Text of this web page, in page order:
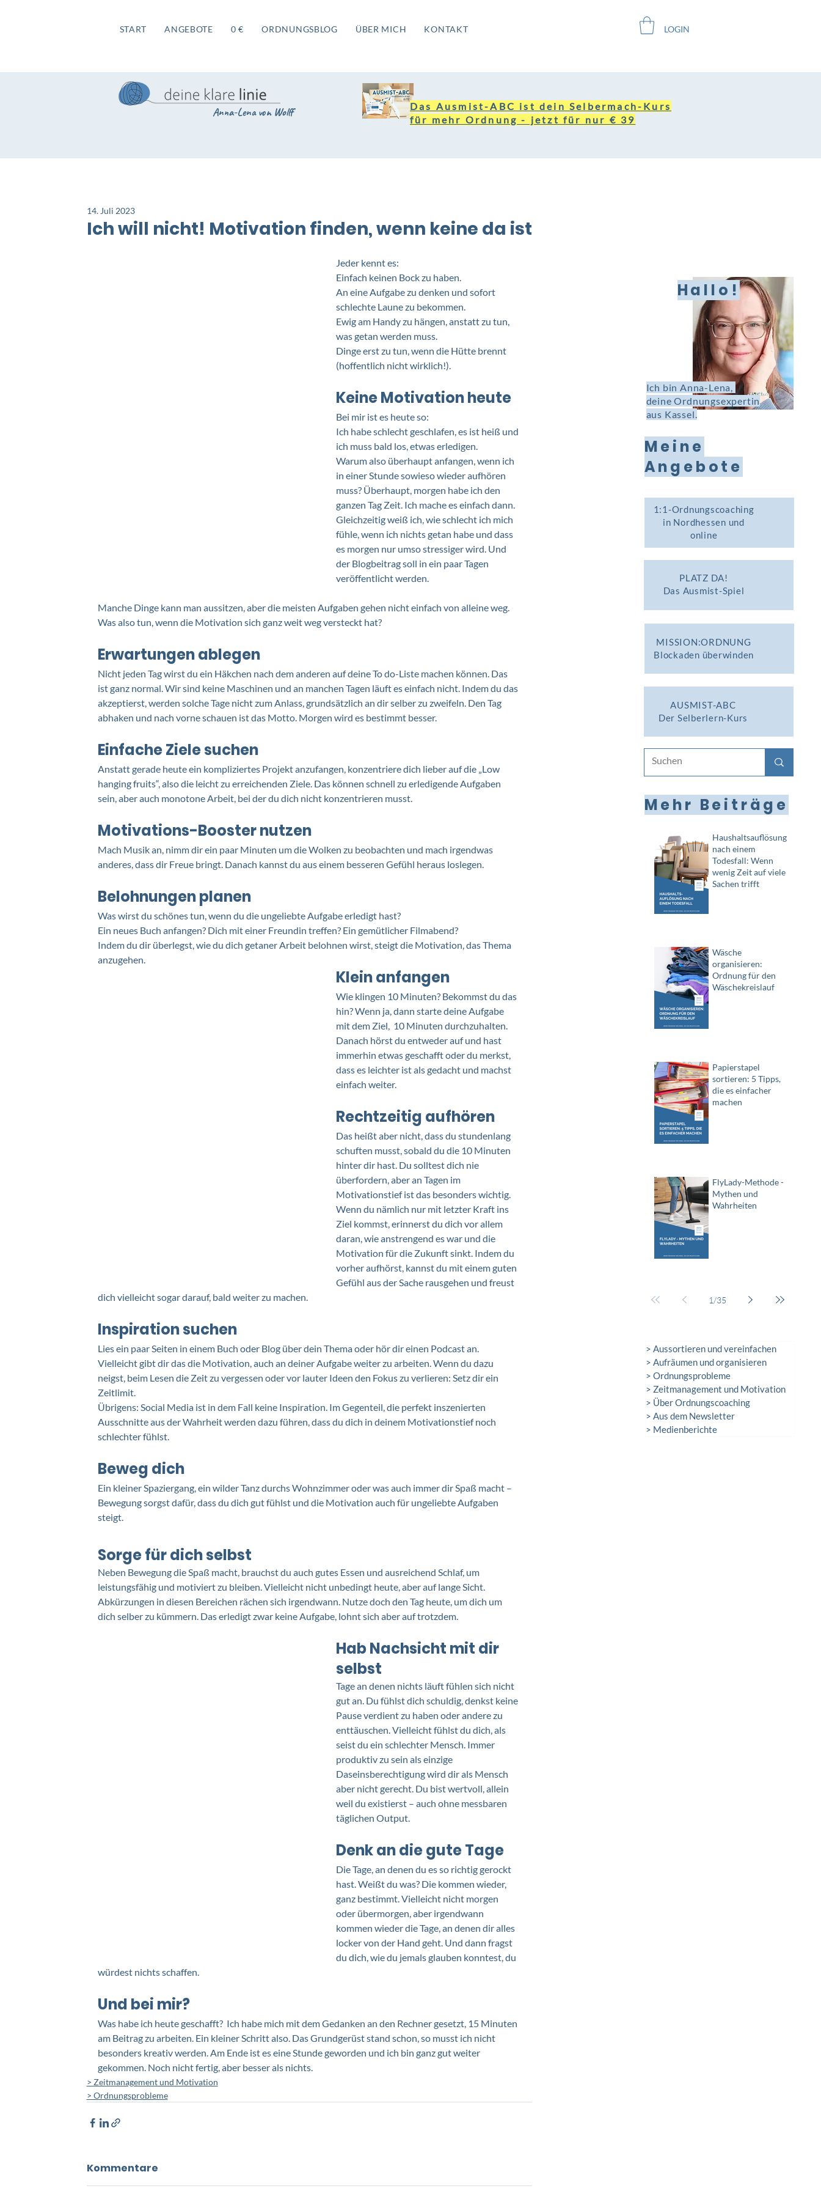
START ANGEBOTE 0 € ORDNUNGSBLOG ÜBER MICH KONTAKT LOGIN
Anna-Lena von Wolff
Das Ausmist-ABC ist dein Selbermach-Kurs
für mehr Ordnung - jetzt für nur € 39
Ich will nicht! Motivation finden, wenn keine da ist
14. Juli 2023
Jeder kennt es:
Einfach keinen Bock zu haben.
An eine Aufgabe zu denken und sofort
schlechte Laune zu bekommen.
Ewig am Handy zu hängen, anstatt zu tun,
was getan werden muss.
Dinge erst zu tun, wenn die Hütte brennt
(hoffentlich nicht wirklich!).
Keine Motivation heute
Bei mir ist es heute so:
Ich habe schlecht geschlafen, es ist heiß und
ich muss bald los, etwas erledigen.
Warum also überhaupt anfangen, wenn ich
in einer Stunde sowieso wieder aufhören
muss? Überhaupt, morgen habe ich den
ganzen Tag Zeit. Ich mache es einfach dann.
Gleichzeitig weiß ich, wie schlecht ich mich
fühle, wenn ich nichts getan habe und dass
es morgen nur umso stressiger wird. Und
der Blogbeitrag soll in ein paar Tagen
veröffentlicht werden.
Manche Dinge kann man aussitzen, aber die meisten Aufgaben gehen nicht einfach von alleine weg.
Was also tun, wenn die Motivation sich ganz weit weg versteckt hat?
Erwartungen ablegen
Nicht jeden Tag wirst du ein Häkchen nach dem anderen auf deine To do-Liste machen können. Das
ist ganz normal. Wir sind keine Maschinen und an manchen Tagen läuft es einfach nicht. Indem du das
akzeptierst, werden solche Tage nicht zum Anlass, grundsätzlich an dir selber zu zweifeln. Den Tag
abhaken und nach vorne schauen ist das Motto. Morgen wird es bestimmt besser.
Einfache Ziele suchen
Anstatt gerade heute ein kompliziertes Projekt anzufangen, konzentriere dich lieber auf die „Low
hanging fruits“, also die leicht zu erreichenden Ziele. Das können schnell zu erledigende Aufgaben
sein, aber auch monotone Arbeit, bei der du dich nicht konzentrieren musst.
Motivations-Booster nutzen
Mach Musik an, nimm dir ein paar Minuten um die Wolken zu beobachten und mach irgendwas
anderes, dass dir Freue bringt. Danach kannst du aus einem besseren Gefühl heraus loslegen.
Belohnungen planen
Was wirst du schönes tun, wenn du die ungeliebte Aufgabe erledigt hast?
Ein neues Buch anfangen? Dich mit einer Freundin treffen? Ein gemütlicher Filmabend?
Indem du dir überlegst, wie du dich getaner Arbeit belohnen wirst, steigt die Motivation, das Thema
anzugehen.
Klein anfangen
Wie klingen 10 Minuten? Bekommst du das
hin? Wenn ja, dann starte deine Aufgabe
mit dem Ziel,  10 Minuten durchzuhalten.
Danach hörst du entweder auf und hast
immerhin etwas geschafft oder du merkst,
dass es leichter ist als gedacht und machst
einfach weiter.
Rechtzeitig aufhören
Das heißt aber nicht, dass du stundenlang
schuften musst, sobald du die 10 Minuten
hinter dir hast. Du solltest dich nie
überfordern, aber an Tagen im
Motivationstief ist das besonders wichtig.
Wenn du nämlich nur mit letzter Kraft ins
Ziel kommst, erinnerst du dich vor allem
daran, wie anstrengend es war und die
Motivation für die Zukunft sinkt. Indem du
vorher aufhörst, kannst du mit einem guten
Gefühl aus der Sache rausgehen und freust
dich vielleicht sogar darauf, bald weiter zu machen.
Inspiration suchen
Lies ein paar Seiten in einem Buch oder Blog über dein Thema oder hör dir einen Podcast an.
Vielleicht gibt dir das die Motivation, auch an deiner Aufgabe weiter zu arbeiten. Wenn du dazu
neigst, beim Lesen die Zeit zu vergessen oder vor lauter Ideen den Fokus zu verlieren: Setz dir ein
Zeitlimit.
Übrigens: Social Media ist in dem Fall keine Inspiration. Im Gegenteil, die perfekt inszenierten
Ausschnitte aus der Wahrheit werden dazu führen, dass du dich in deinem Motivationstief noch
schlechter fühlst.
Beweg dich
Ein kleiner Spaziergang, ein wilder Tanz durchs Wohnzimmer oder was auch immer dir Spaß macht –
Bewegung sorgst dafür, dass du dich gut fühlst und die Motivation auch für ungeliebte Aufgaben
steigt.
Sorge für dich selbst
Neben Bewegung die Spaß macht, brauchst du auch gutes Essen und ausreichend Schlaf, um
leistungsfähig und motiviert zu bleiben. Vielleicht nicht unbedingt heute, aber auf lange Sicht.
Abkürzungen in diesen Bereichen rächen sich irgendwann. Nutze doch den Tag heute, um dich um
dich selber zu kümmern. Das erledigt zwar keine Aufgabe, lohnt sich aber auf trotzdem.
Hab Nachsicht mit dir
selbst
Tage an denen nichts läuft fühlen sich nicht
gut an. Du fühlst dich schuldig, denkst keine
Pause verdient zu haben oder andere zu
enttäuschen. Vielleicht fühlst du dich, als
seist du ein schlechter Mensch. Immer
produktiv zu sein als einzige
Daseinsberechtigung wird dir als Mensch
aber nicht gerecht. Du bist wertvoll, allein
weil du existierst – auch ohne messbaren
täglichen Output.
Denk an die gute Tage
Die Tage, an denen du es so richtig gerockt
hast. Weißt du was? Die kommen wieder,
ganz bestimmt. Vielleicht nicht morgen
oder übermorgen, aber irgendwann
kommen wieder die Tage, an denen dir alles
locker von der Hand geht. Und dann fragst
du dich, wie du jemals glauben konntest, du
würdest nichts schaffen.
Und bei mir?
Was habe ich heute geschafft?  Ich habe mich mit dem Gedanken an den Rechner gesetzt, 15 Minuten
am Beitrag zu arbeiten. Ein kleiner Schritt also. Das Grundgerüst stand schon, so musst ich nicht
besonders kreativ werden. Am Ende ist es eine Stunde geworden und ich bin ganz gut weiter
gekommen. Noch nicht fertig, aber besser als nichts.
> Zeitmanagement und Motivation
> Ordnungsprobleme
Kommentare
Meine
Angebote
1:1-Ordnungscoaching
in Nordhessen und
online
PLATZ DA!
Das Ausmist-Spiel
MISSION:ORDNUNG
Blockaden überwinden
AUSMIST-ABC
Der Selberlern-Kurs
Mehr Beiträge
Haushaltsauflösung
nach einem
Todesfall: Wenn
wenig Zeit auf viele
Sachen trifft
Wäsche
organisieren:
Ordnung für den
Wäschekreislauf
Papierstapel
sortieren: 5 Tipps,
die es einfacher
machen
FlyLady-Methode -
Mythen und
Wahrheiten
1 /35
> Aussortieren und vereinfachen
> Aufräumen und organisieren
> Ordnungsprobleme
> Zeitmanagement und Motivation
> Über Ordnungscoaching
> Aus dem Newsletter
> Medienberichte
Hallo!
Ich bin Anna-Lena,
deine Ordnungsexpertin
aus Kassel.